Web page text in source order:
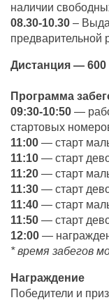
наличии
08.30-10.30 –
предварительной
Дистанция — 600
Программа
09:30-10:50 —
стартовых
11:00 — старт
11:10 — старт
11:20 — старт
11:30 — старт
11:40 — старт
11:50 — старт
12:00 —
* время забегов
Награждение
Победители и